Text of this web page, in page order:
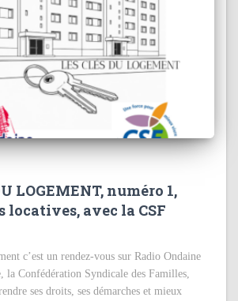
LOGEMENT, numéro 1,
locatives, avec la CSF
c’est un rendez-vous sur Radio Ondaine
la Confédération Syndicale des Familles,
ses droits, ses démarches et mieux